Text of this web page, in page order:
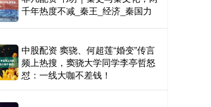
千年热度不减_秦王_经济_秦国力
中股配资 窦骁、何超莲“婚变”传言
频上热搜，窦骁大学同学李亭哲怒
怼：一线大咖不差钱！